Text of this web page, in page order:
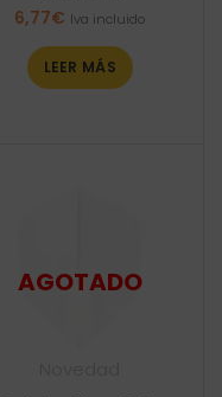
6,77€ Iva incluido
LEER MÁS